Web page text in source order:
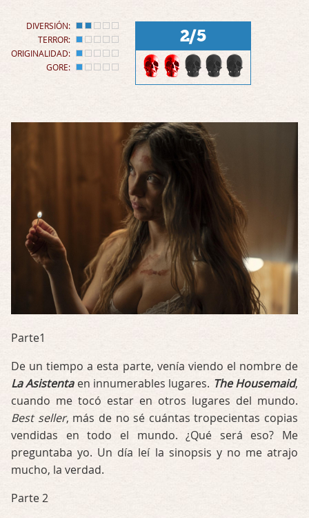
DIVERSIÓN:
TERROR:
ORIGINALIDAD:
GORE:
2/5
Parte1
De un tiempo a esta parte, venía viendo el nombre de
La Asistentaen innumerables lugares. The Housemaid,
cuando me tocó estar en otros lugares del mundo.
Best seller, más de no sé cuántas tropecientas copias
vendidas en todo el mundo. ¿Qué será eso? Me
preguntaba yo. Un día leí la sinopsis y no me atrajo
mucho, la verdad.
Parte 2